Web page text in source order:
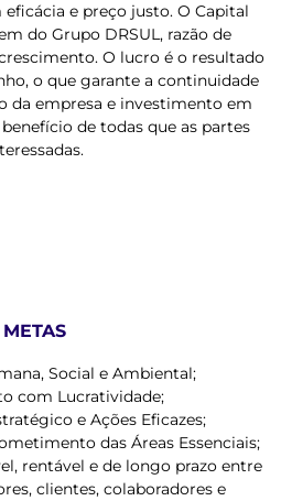
eficácia e preço justo. O Capital
do Grupo DRSUL, razão de
O lucro é o resultado
o que garante a continuidade
da empresa e investimento em
de todas que as partes
METAS
Social e Ambiental;
com Lucratividade;
e Ações Eficazes;
das Áreas Essenciais;
rentável e de longo prazo entre
clientes, colaboradores e